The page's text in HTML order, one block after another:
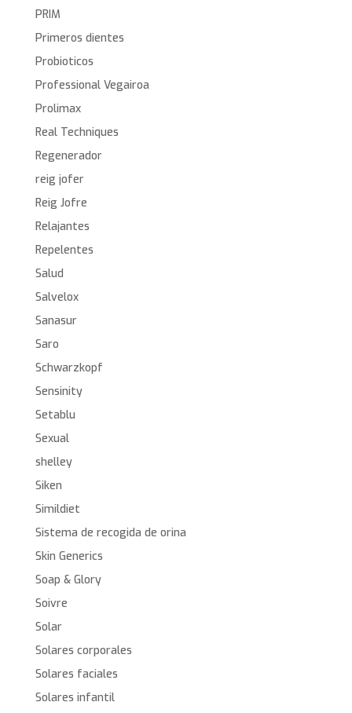
PRIM
Primeros dientes
Probioticos
Professional Vegairoa
Prolimax
Real Techniques
Regenerador
reig jofer
Reig Jofre
Relajantes
Repelentes
Salud
Salvelox
Sanasur
Saro
Schwarzkopf
Sensinity
Setablu
Sexual
shelley
Siken
Simildiet
Sistema de recogida de orina
Skin Generics
Soap & Glory
Soivre
Solar
Solares corporales
Solares faciales
Solares infantil